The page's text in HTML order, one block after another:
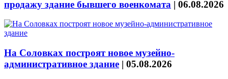
продажу здание бывшего военкомата | 06.08.2026
На Соловках построят новое музейно-
административное здание | 05.08.2026